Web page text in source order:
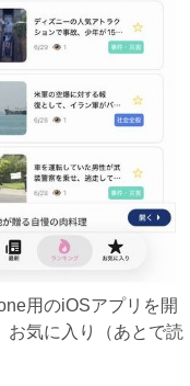
用のiOSアプリを開
お気に入り（あとで読